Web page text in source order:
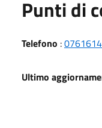
Punti di
Telefono :
Ultimo